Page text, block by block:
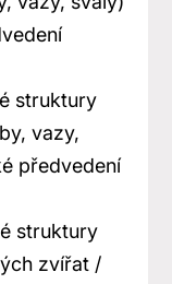
struktury
vazy,
předvedení
struktury
zvířat /